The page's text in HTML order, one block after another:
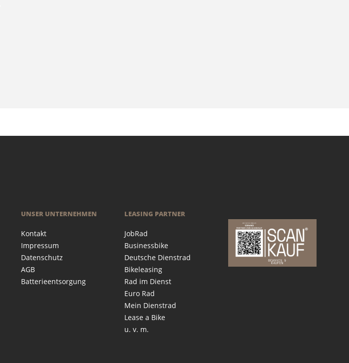
UNSER UNTERNEHMEN
Kontakt
Impressum
Datenschutz
AGB
Batterieentsorgung
LEASING PARTNER
JobRad
Businessbike
Deutsche Dienstrad
Bikeleasing
Rad im Dienst
Euro Rad
Mein Dienstrad
Lease a Bike
u. v. m.